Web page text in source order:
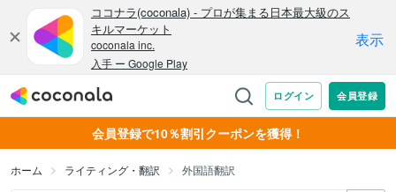
会員登録で10％割引クーポンを獲得！
ホーム ライティング・翻訳 外国語翻訳